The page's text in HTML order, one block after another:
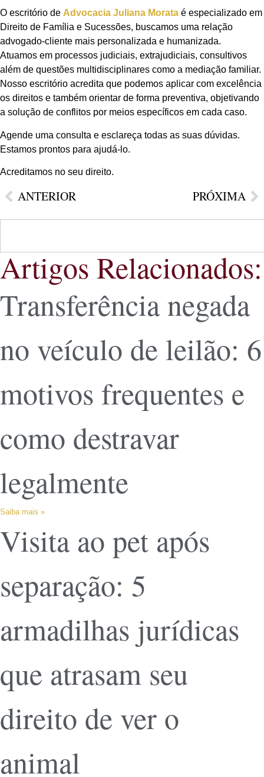
O escritório de Advocacia Juliana Morata é especializado em
Direito de Família e Sucessões, buscamos uma relação
advogado-cliente mais personalizada e humanizada.
Atuamos em processos judiciais, extrajudiciais, consultivos
além de questões multidisciplinares como a mediação familiar.
Nosso escritório acredita que podemos aplicar com excelência
os direitos e também orientar de forma preventiva, objetivando
a solução de conflitos por meios específicos em cada caso.
Agende uma consulta e esclareça todas as suas dúvidas.
Estamos prontos para ajudá-lo.
Acreditamos no seu direito.
ANTERIOR PRÓXIMA
Artigos Relacionados:
Transferência negada
no veículo de leilão: 6
motivos frequentes e
como destravar
legalmente
Saiba mais »
Visita ao pet após
separação: 5
armadilhas jurídicas
que atrasam seu
direito de ver o
animal